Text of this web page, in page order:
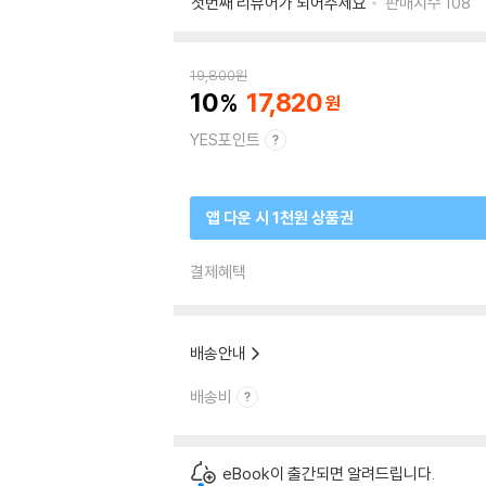
19,800원
10 17,820
YES포인트
앱 다운 시 1천원 상품권
결제혜택
배송안내
배송비
eBook이 출간되면 알려드립니다.